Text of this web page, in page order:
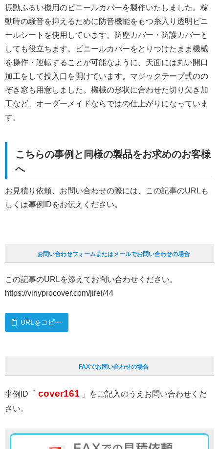
振動ふるい機用のビニールカバーを製作いたしました。稼
動時の騒音を抑えるために防音機能をもつ糸入り透明ビニ
ールシートを使用しています。防塵カバー・防護カバーと
しても役立ちます。ビニールカバーをとりつけたまま機械
を操作・運転することが可能なように、天面には丸い開口
加工をして投入口を開けています。マジックテープ式のの
ぞき窓も用意しました。機械の形状に合わせた切り欠き加
工など、オーダーメイドならではの仕上がりになっていま
す。
こちらの事例と同様の製品をお求めのお客様
へ
お見積り依頼、お問い合わせの際には、この記事のURLも
しくは事例IDをお伝えください。
お問い合わせフォームまたはメールでお問い合わせの場合
この記事のURLを添えてお問い合わせください。
https://vinyprocover.com/jirei/44
URLをコピー
FAXでお問い合わせの場合
事例ID「 cover161 」をご記入のうえお問い合わせくだ
さい。